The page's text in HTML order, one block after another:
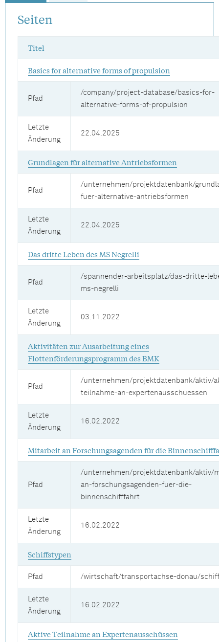
Seiten
Titel
Basics for alternative forms of propulsion
Pfad
/company/project-database/basics-for-
alternative-forms-of-propulsion
Letzte
Änderung
22.04.2025
Grundlagen für alternative Antriebsformen
Pfad
/unternehmen/projektdatenbank/
fuer-alternative-antriebsformen
Letzte
Änderung
22.04.2025
Das dritte Leben des MS Negrelli
Pfad
/spannender-arbeitsplatz/das-dritte-
ms-negrelli
Letzte
Änderung
03.11.2022
Aktivitäten zur Ausarbeitung eines
Flottenförderungsprogramm des BMK
Pfad
/unternehmen/projektdatenbank/aktiv/
teilnahme-an-expertenausschuessen
Letzte
Änderung
16.02.2022
Mitarbeit an Forschungsagenden für die
Pfad
/unternehmen/projektdatenbank/aktiv/
an-forschungsagenden-fuer-die-
binnenschifffahrt
Letzte
Änderung
16.02.2022
Schiffstypen
Pfad /wirtschaft/transportachse-donau/
Letzte
Änderung
16.02.2022
Aktive Teilnahme an Expertenausschüssen